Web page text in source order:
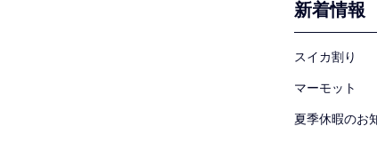
新着情報
スイカ割り
マーモット
夏季休暇のお